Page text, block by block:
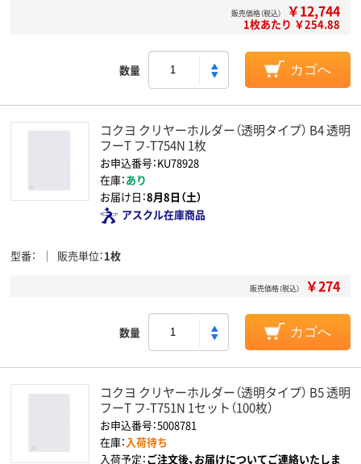
販売価格（税込） ￥12,744
1枚あたり ￥254.88
数量 カゴへ
コクヨ クリヤーホルダー（透明タイプ） B4 透明
フーT フ-T754N 1枚
お申込番号：KU78928
在庫：あり
お届け日：8月8日（土）
アスクル在庫商品
型番 販売単位 1枚
販売価格（税込） ￥274
数量 カゴへ
コクヨ クリヤーホルダー（透明タイプ） B5 透明
フーT フ-T751N 1セット（100枚）
お申込番号：5008781
在庫：入荷待ち
入荷予定：ご注文後、お届けについてご連絡いたしま